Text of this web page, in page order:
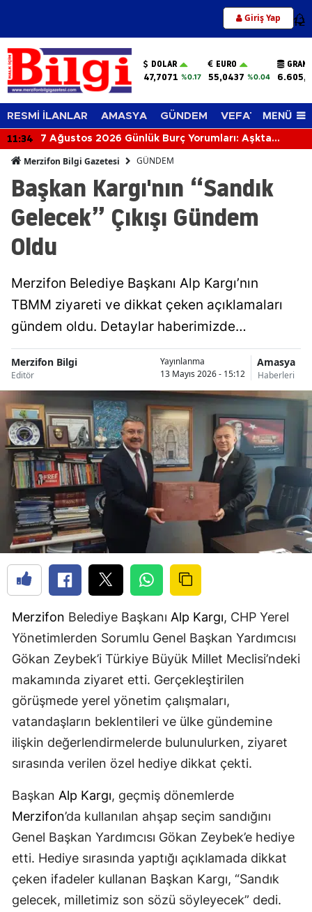
Giriş Yap 12
DOLAR
47,7071 %0.17
EURO
55,0437 %0.04
RESMİ İLANLAR AMASYA GÜNDEM VEFAT EDENLER
MENÜ
11:34
7 Ağustos 2026 Günlük Burç Yorumları: Aşkta
Merzifon Bilgi Gazetesi GÜNDEM
Başkan Kargı'nın “Sandık
Gelecek” Çıkışı Gündem
Oldu
Merzifon Belediye Başkanı Alp Kargı’nın
TBMM ziyareti ve dikkat çeken açıklamaları
gündem oldu. Detaylar haberimizde…
Merzifon Bilgi
Editör
Yayınlanma
13 Mayıs 2026 - 15:12
Amasya
Haberleri
Merzifon Belediye Başkanı Alp Kargı, CHP Yerel
Yönetimlerden Sorumlu Genel Başkan Yardımcısı
Gökan Zeybek’i Türkiye Büyük Millet Meclisi’ndeki
makamında ziyaret etti. Gerçekleştirilen
görüşmede yerel yönetim çalışmaları,
vatandaşların beklentileri ve ülke gündemine
ilişkin değerlendirmelerde bulunulurken, ziyaret
sırasında verilen özel hediye dikkat çekti.
Başkan Alp Kargı, geçmiş dönemlerde
Merzifon’da kullanılan ahşap seçim sandığını
Genel Başkan Yardımcısı Gökan Zeybek’e hediye
etti. Hediye sırasında yaptığı açıklamada dikkat
çeken ifadeler kullanan Başkan Kargı, “Sandık
gelecek, milletimiz son sözü söyleyecek” dedi.